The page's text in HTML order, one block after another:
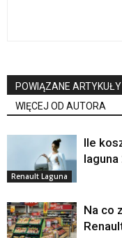
POWIĄZANE ARTYKUŁY
WIĘCEJ OD AUTORA
Renault Laguna
Ile
laguna
Na co